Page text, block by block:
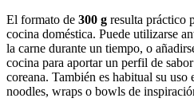
El formato de 300 g resulta práctico
cocina doméstica. Puede utilizarse
la carne durante un tiempo, o
cocina para aportar un perfil de
coreana. También es habitual su
noodles, wraps o bowls de